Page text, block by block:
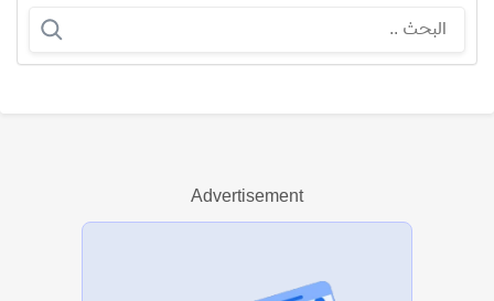
عرض الكل
Advertisement